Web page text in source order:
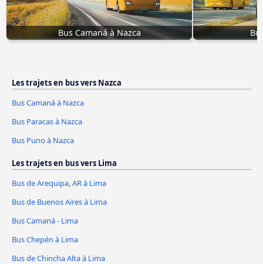
Bus Camaná à Nazca
Les trajets en bus vers Nazca
Bus Camaná à Nazca
Bus Paracas à Nazca
Bus Puno à Nazca
Les trajets en bus vers Lima
Bus de Arequipa, AR à Lima
Bus de Buenos Aires à Lima
Bus Camaná - Lima
Bus Chepén à Lima
Bus de Chincha Alta à Lima